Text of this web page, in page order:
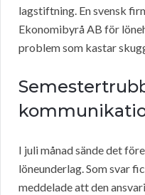
lagstiftning. En svensk
Ekonomibyrå AB för
problem som kastar
I juli månad sände det
löneunderlag. Som svar
meddelade att den